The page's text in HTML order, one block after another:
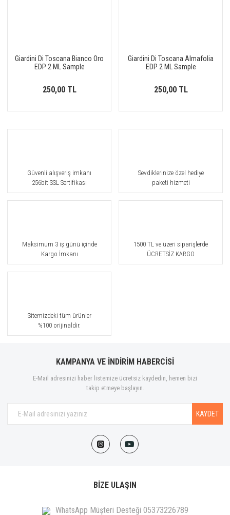
Giardini Di Toscana Bianco Oro
EDP 2 ML Sample
250,00 TL
Giardini Di Toscana Almafolia
EDP 2 ML Sample
250,00 TL
Güvenli alışveriş imkanı
256bit SSL Sertifikası
Sevdiklerinize özel hediye
paketi hizmeti
Maksimum 3 iş günü içinde
Kargo İmkanı
1500 TL ve üzeri siparişlerde
ÜCRETSİZ KARGO
Sitemizdeki tüm ürünler
%100 orijinaldir.
KAMPANYA VE İNDİRİM HABERCİSİ
E-Mail adresinizi haber listemize ücretsiz kaydedin, hemen bizi
takip etmeye başlayın.
KAYDET
BİZE ULAŞIN
WhatsApp Müşteri Desteği 05373226789